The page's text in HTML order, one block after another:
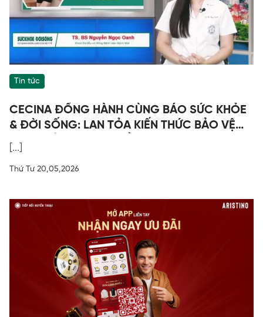
Tin tức
CECINA ĐỒNG HÀNH CÙNG BÁO SỨC KHỎE
& ĐỜI SỐNG: LAN TỎA KIẾN THỨC BẢO VỆ
SỨC KHỎE - CHỌN ĐỒ LÓT ĐÚNG CÁCH
[...]
Thứ Tư 20,05,2026